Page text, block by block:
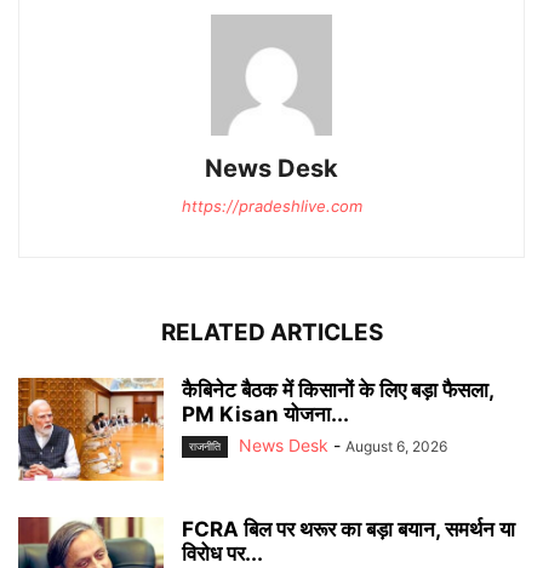
News Desk
https://pradeshlive.com
RELATED ARTICLES
कैबिनेट बैठक में किसानों के लिए बड़ा फैसला,
PM Kisan योजना...
राजनीति News Desk - August 6, 2026
FCRA बिल पर थरूर का बड़ा बयान, समर्थन या
विरोध पर...